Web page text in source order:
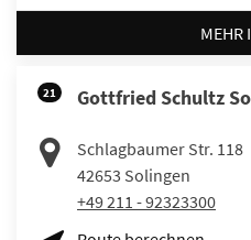
MEHR
21 Gottfried Schultz
Schlagbaumer Str. 118
42653 Solingen
+49 211 - 92323300